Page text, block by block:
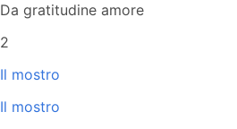
Da gratitudine amore
2
Il mostro
Il mostro